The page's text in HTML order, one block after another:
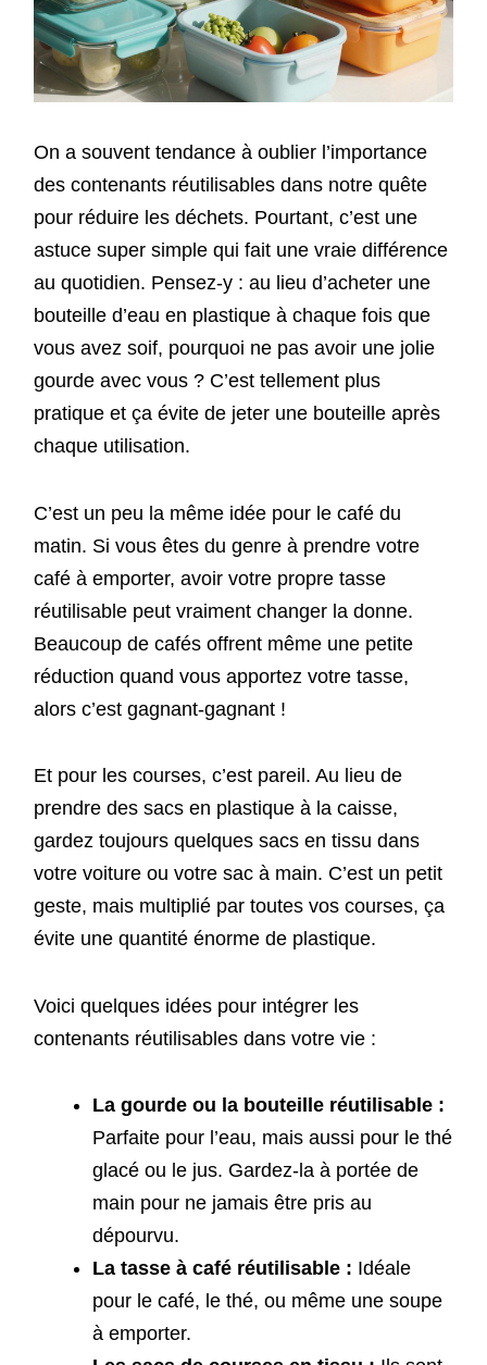
On a souvent tendance à oublier l’importance
des contenants réutilisables dans notre quête
pour réduire les déchets. Pourtant, c’est une
astuce super simple qui fait une vraie différence
au quotidien. Pensez-y : au lieu d’acheter une
bouteille d’eau en plastique à chaque fois que
vous avez soif, pourquoi ne pas avoir une jolie
gourde avec vous ? C’est tellement plus
pratique et ça évite de jeter une bouteille après
chaque utilisation.
C’est un peu la même idée pour le café du
matin. Si vous êtes du genre à prendre votre
café à emporter, avoir votre propre tasse
réutilisable peut vraiment changer la donne.
Beaucoup de cafés offrent même une petite
réduction quand vous apportez votre tasse,
alors c’est gagnant-gagnant !
Et pour les courses, c’est pareil. Au lieu de
prendre des sacs en plastique à la caisse,
gardez toujours quelques sacs en tissu dans
votre voiture ou votre sac à main. C’est un petit
geste, mais multiplié par toutes vos courses, ça
évite une quantité énorme de plastique.
Voici quelques idées pour intégrer les
contenants réutilisables dans votre vie :
La gourde ou la bouteille réutilisable :
Parfaite pour l’eau, mais aussi pour le thé
glacé ou le jus. Gardez-la à portée de
main pour ne jamais être pris au
dépourvu.
La tasse à café réutilisable : Idéale
pour le café, le thé, ou même une soupe
à emporter.